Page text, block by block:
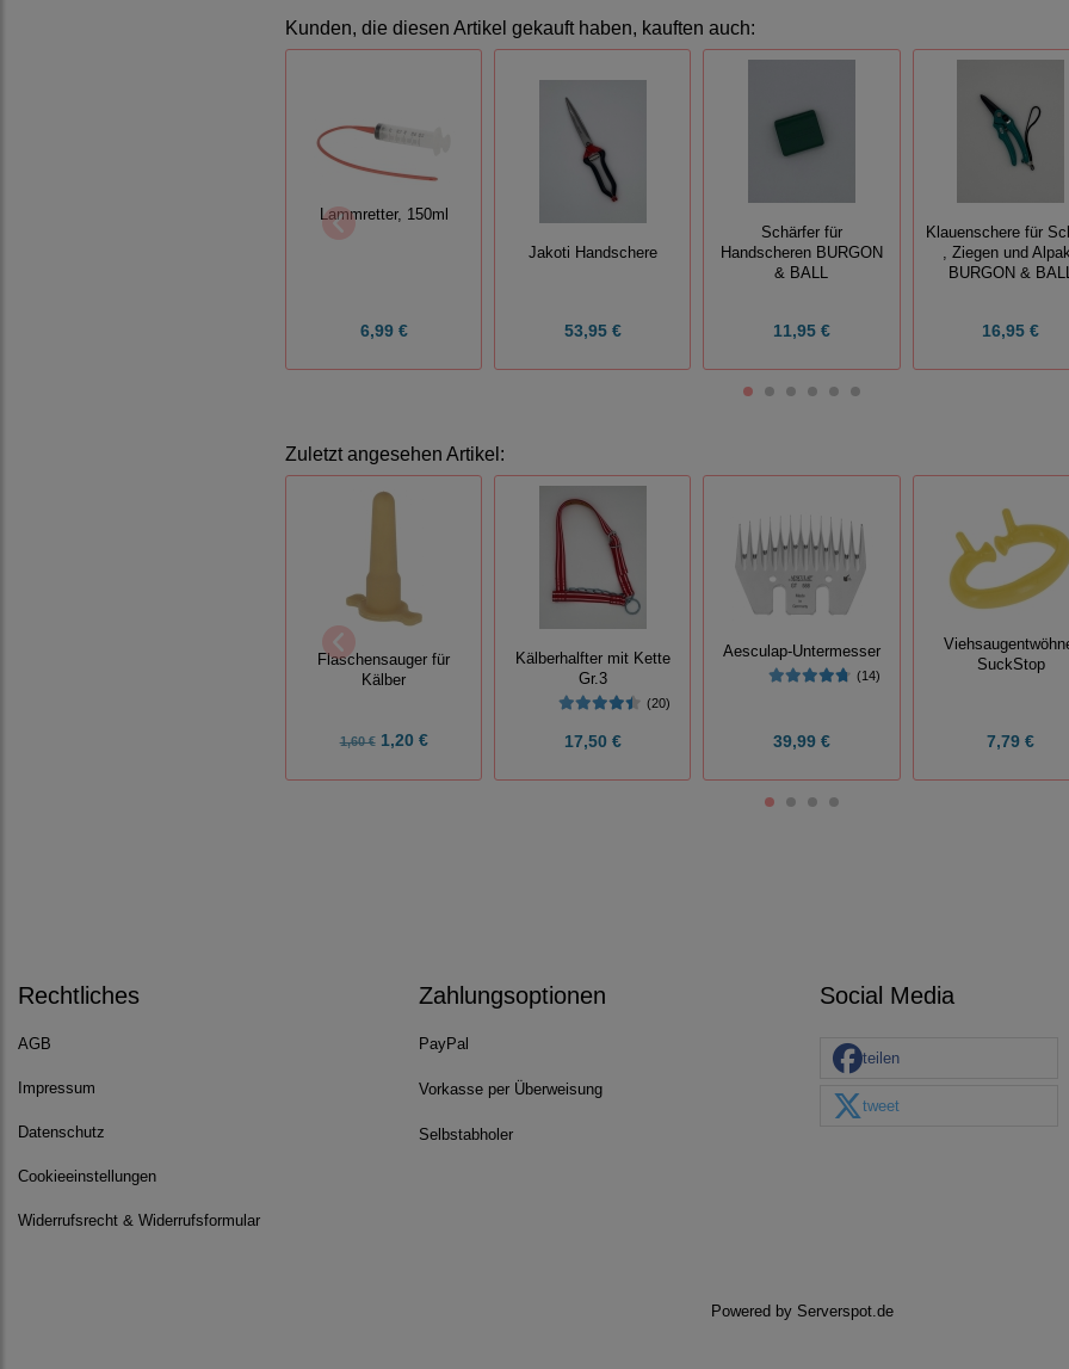
Kunden, die diesen Artikel gekauft haben, kauften auch:
Lammretter, 150ml
6,99 €
Jakoti Handschere
53,95 €
Schärfer für
Handscheren BURGON
& BALL
11,95 €
Klauenschere für
, Ziegen und
BURGON &
16,95 €
Zuletzt angesehen Artikel:
Flaschensauger für
Kälber
1,60 €1,20 €
Kälberhalfter mit Kette
Gr.3
(20)
17,50 €
Aesculap-Untermesser
(14)
39,99 €
SuckStop
7,79 €
Rechtliches
AGB
Impressum
Datenschutz
Cookieeinstellungen
Widerrufsrecht & Widerrufsformular
Zahlungsoptionen
PayPal
Vorkasse per Überweisung
Selbstabholer
Social Media
teilen
tweet
Powered by Serverspot.de